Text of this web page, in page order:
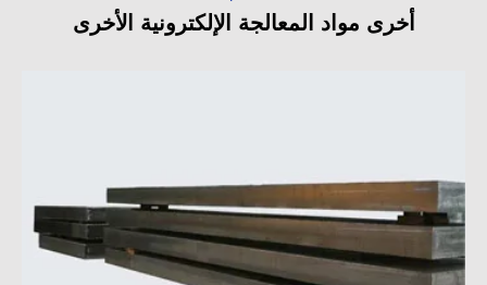
أخرى مواد المعالجة الإلكترونية الأخرى